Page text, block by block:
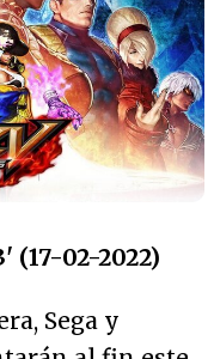
(17-02-2022)
Sega y